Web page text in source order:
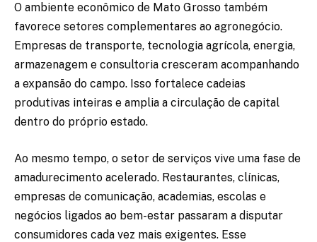
O ambiente econômico de Mato Grosso também
favorece setores complementares ao agronegócio.
Empresas de transporte, tecnologia agrícola, energia,
armazenagem e consultoria cresceram acompanhando
a expansão do campo. Isso fortalece cadeias
produtivas inteiras e amplia a circulação de capital
dentro do próprio estado.
Ao mesmo tempo, o setor de serviços vive uma fase de
amadurecimento acelerado. Restaurantes, clínicas,
empresas de comunicação, academias, escolas e
negócios ligados ao bem-estar passaram a disputar
consumidores cada vez mais exigentes. Esse